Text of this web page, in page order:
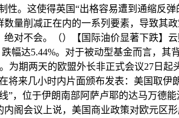
。这使得英国“出格容易遭到通缩反
量削减正在内的一系列要素，导致其
对不会。（）【国际油价显著下跌】
幅达5.44%。对于被动型基金而言，其
期两天的欧盟外长非正式会议27日
来几小时内片面颁布发表：美国取伊
”，位于伊朗南部阿萨卢耶的达马万德
阁会议上说，美国商业政策对欧元区